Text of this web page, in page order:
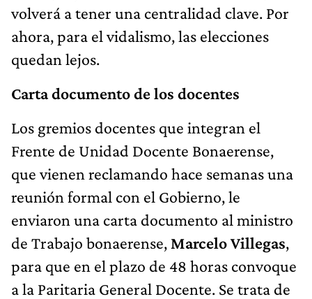
volverá a tener una centralidad clave. Por
ahora, para el vidalismo, las elecciones
quedan lejos.
Carta documento de los docentes
Los gremios docentes que integran el
Frente de Unidad Docente Bonaerense,
que vienen reclamando hace semanas una
reunión formal con el Gobierno, le
enviaron una carta documento al ministro
de Trabajo bonaerense, Marcelo Villegas,
para que en el plazo de 48 horas convoque
a la Paritaria General Docente. Se trata de